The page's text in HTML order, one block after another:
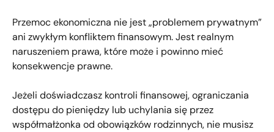
Przemoc ekonomiczna nie jest „problemem prywatnym”
ani zwykłym konfliktem finansowym. Jest realnym
naruszeniem prawa, które może i powinno mieć
konsekwencje prawne.
Jeżeli doświadczasz kontroli finansowej, ograniczania
dostępu do pieniędzy lub uchylania się przez
współmałżonka od obowiązków rodzinnych, nie musisz